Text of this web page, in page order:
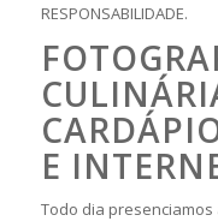
RESPONSABILIDADE.
E
Todo dia